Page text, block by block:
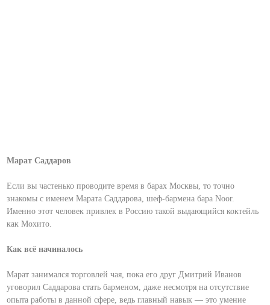
Марат Саддаров
Если вы частенько проводите время в барах Москвы, то точно
знакомы с именем Марата Саддарова, шеф-бармена бара Noor.
Именно этот человек привлек в Россию такой выдающийся коктейль
как Мохито.
Как всё начиналось
Марат занимался торговлей чая, пока его друг Дмитрий Иванов
уговорил Саддарова стать барменом, даже несмотря на отсутствие
опыта работы в данной сфере, ведь главный навык — это умение